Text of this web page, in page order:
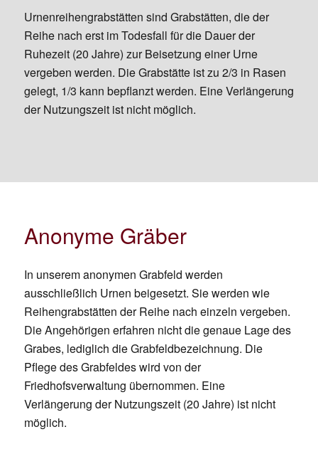
Urnenreihengrabstätten sind Grabstätten, die der
Reihe nach erst im Todesfall für die Dauer der
Ruhezeit (20 Jahre) zur Beisetzung einer Urne
vergeben werden. Die Grabstätte ist zu 2/3 in Rasen
gelegt, 1/3 kann bepflanzt werden. Eine Verlängerung
der Nutzungszeit ist nicht möglich.
Anonyme Gräber
In unserem anonymen Grabfeld werden
ausschließlich Urnen beigesetzt. Sie werden wie
Reihengrabstätten der Reihe nach einzeln vergeben.
Die Angehörigen erfahren nicht die genaue Lage des
Grabes, lediglich die Grabfeldbezeichnung. Die
Pflege des Grabfeldes wird von der
Friedhofsverwaltung übernommen. Eine
Verlängerung der Nutzungszeit (20 Jahre) ist nicht
möglich.